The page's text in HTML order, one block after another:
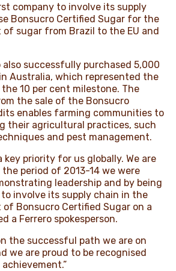
company to involve its supply
Bonsucro Certified Sugar for the
of sugar from Brazil to the EU and
also successfully purchased 5,000
Australia, which represented the
10 per cent milestone. The
the sale of the Bonsucro
enables farming communities to
their agricultural practices, such
and pest management.
key priority for us globally. We are
period of 2013-14 we were
leadership and by being
involve its supply chain in the
Bonsucro Certified Sugar on a
a Ferrero spokesperson.
the successful path we are on
we are proud to be recognised